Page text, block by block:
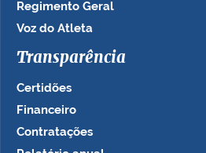
Regimento Geral
Voz do Atleta
Transparência
Certidões
Financeiro
Contratações